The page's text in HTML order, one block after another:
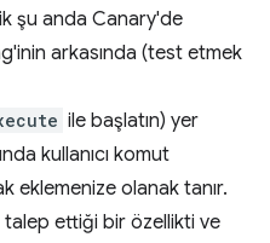
şu anda Canary'de
arkasında (test etmek
ile başlatın) yer
kullanıcı komut
eklemenize olanak tanır.
ettiği bir özellikti ve